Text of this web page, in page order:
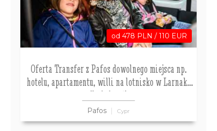
od 478 PLN / 110 EUR
Oferta Transfer z Pafos dowolnego miejsca np.
hotelu, apartamentu, willi na lotnisko w Larnaka
dla 1-4 osób
Pafos Cypr